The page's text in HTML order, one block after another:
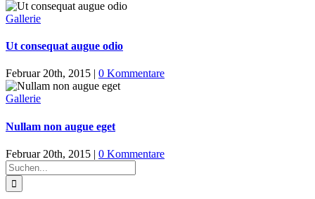
Gallerie
Ut consequat augue odio
Februar 20th, 2015 | 0 Kommentare
Gallerie
Nullam non augue eget
Februar 20th, 2015 | 0 Kommentare
Suche
nach: